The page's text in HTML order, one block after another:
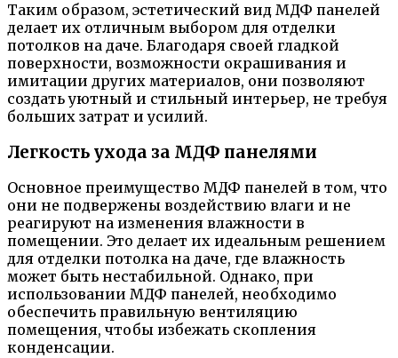
Таким образом, эстетический вид МДФ панелей
делает их отличным выбором для отделки
потолков на даче. Благодаря своей гладкой
поверхности, возможности окрашивания и
имитации других материалов, они позволяют
создать уютный и стильный интерьер, не требуя
больших затрат и усилий.
Легкость ухода за МДФ панелями
Основное преимущество МДФ панелей в том, что
они не подвержены воздействию влаги и не
реагируют на изменения влажности в
помещении. Это делает их идеальным решением
для отделки потолка на даче, где влажность
может быть нестабильной. Однако, при
использовании МДФ панелей, необходимо
обеспечить правильную вентиляцию
помещения, чтобы избежать скопления
конденсации.